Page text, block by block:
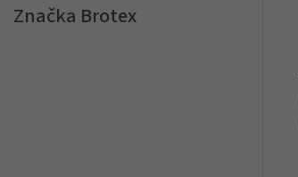
Značka Brotex